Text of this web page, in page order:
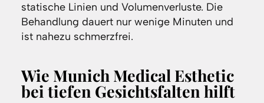
statische Linien und Volumenverluste. Die
Behandlung dauert nur wenige Minuten und
ist nahezu schmerzfrei.
Wie Munich Medical Esthetic
bei tiefen Gesichtsfalten hilft